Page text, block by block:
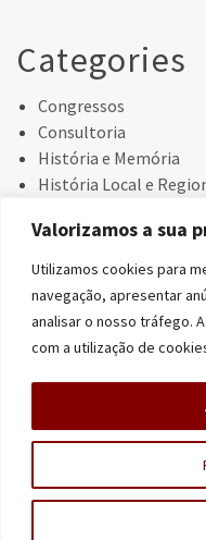
Valorizamos a sua
Utilizamos cookies para
navegação, apresentar
analisar o nosso tráfego.
com a utilização de
Categories
Congressos
Consultoria
História e Memória
História Local e
Livros
Misericórdias
Prémios Literários
Uncategorized
Valorização